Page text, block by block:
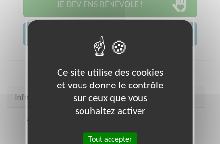
JE DEVIENS BÉNÉVOLE !
Infos pratiques
Ce site utilise des cookies
et vous donne le contrôle
sur ceux que vous
souhaitez activer
Tout accepter